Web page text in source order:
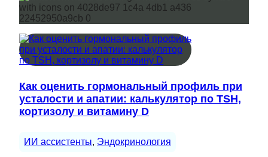
Как оценить гормональный профиль при
усталости и апатии: калькулятор по TSH,
кортизолу и витамину D
ИИ ассистенты, Эндокринология